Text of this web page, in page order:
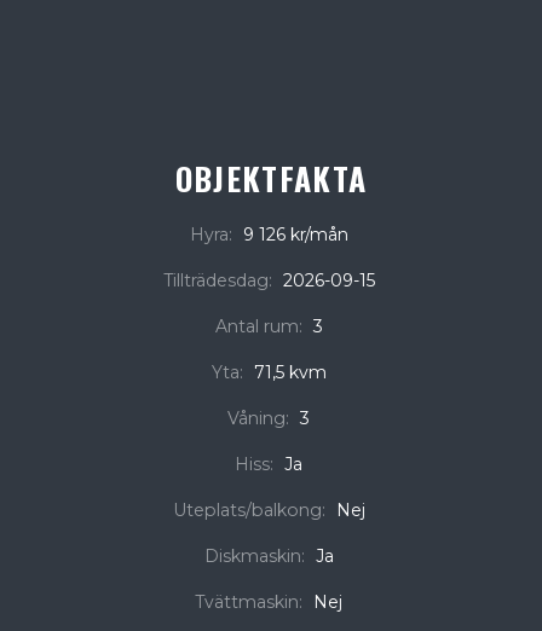
OBJEKTFAKTA
Hyra: 9 126 kr/mån
Tillträdesdag: 2026-09-15
Antal rum: 3
Yta: 71,5 kvm
Våning: 3
Hiss: Ja
Uteplats/balkong: Nej
Diskmaskin: Ja
Tvättmaskin: Nej